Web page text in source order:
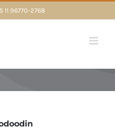
11 96770-2768